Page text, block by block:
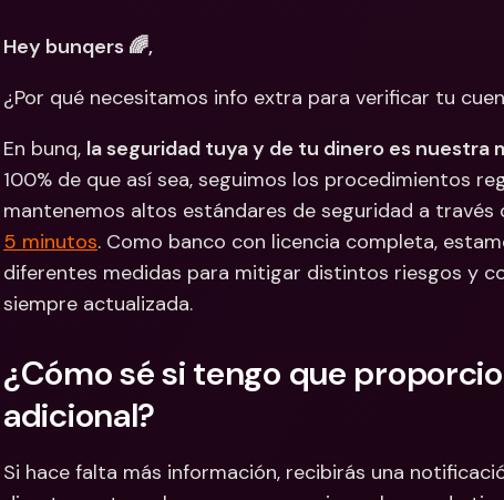
Hey bunqers 🌈,
¿Por qué necesitamos info extra para verificar tu
En bunq, la seguridad tuya y de tu dinero es nuestra
100% de que así sea, seguimos los procedimientos
mantenemos altos estándares de seguridad a
5 minutos. Como banco con licencia completa,
diferentes medidas para mitigar distintos riesgos y
siempre actualizada.
¿Cómo sé si tengo que
adicional?
Si hace falta más información, recibirás una